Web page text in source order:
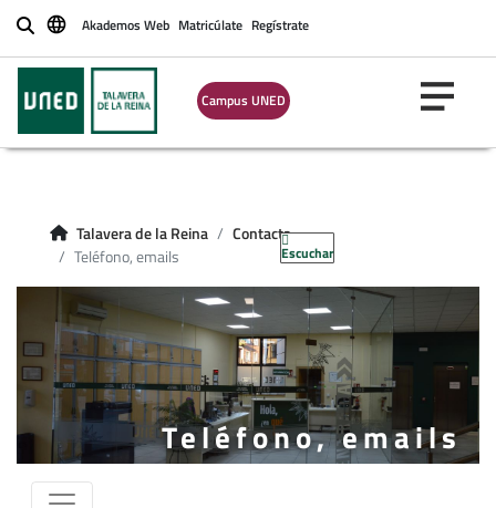
BuscarAkademos Web Matricúlate Regístrate
Campus UNED
Talavera de la Reina
Contacta
Teléfono, emails
Escuchar
Teléfono, emails